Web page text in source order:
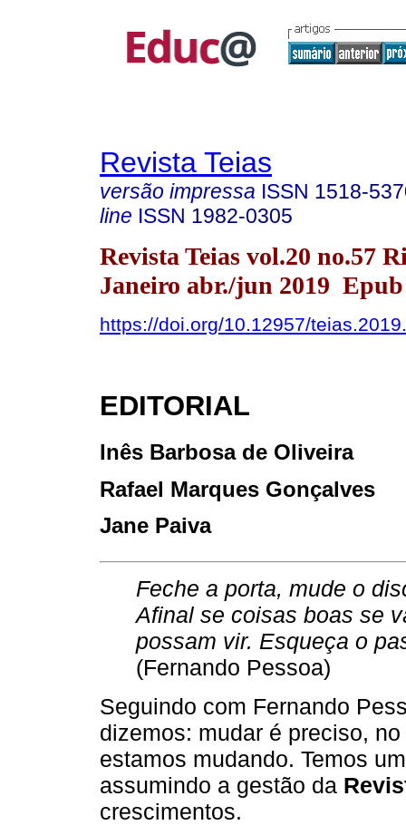
Revista Teias
versão impressa ISSN 1518-
line ISSN 1982-0305
Revista Teias vol.20 no.57
Janeiro abr./jun 2019 Epub
https://doi.org/10.12957/
EDITORIAL
Inês Barbosa de Oliveira
Rafael Marques Gonçalves
Jane Paiva
Feche a porta, mude o
Afinal se coisas boas se
possam vir. Esqueça o
(Fernando Pessoa)
Seguindo com Fernando
dizemos: mudar é preciso,
estamos mudando. Temos
assumindo a gestão da
crescimentos.